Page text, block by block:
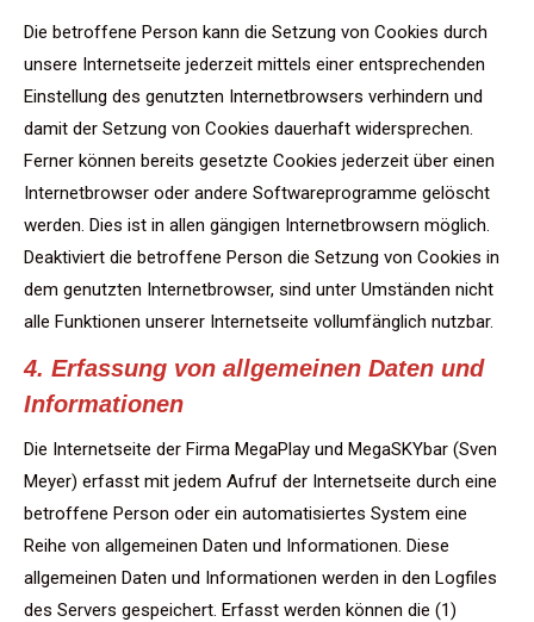
Die betroffene Person kann die Setzung von Cookies durch
unsere Internetseite jederzeit mittels einer entsprechenden
Einstellung des genutzten Internetbrowsers verhindern und
damit der Setzung von Cookies dauerhaft widersprechen.
Ferner können bereits gesetzte Cookies jederzeit über einen
Internetbrowser oder andere Softwareprogramme gelöscht
werden. Dies ist in allen gängigen Internetbrowsern möglich.
Deaktiviert die betroffene Person die Setzung von Cookies in
dem genutzten Internetbrowser, sind unter Umständen nicht
alle Funktionen unserer Internetseite vollumfänglich nutzbar.
4. Erfassung von allgemeinen Daten und
Informationen
Die Internetseite der Firma MegaPlay und MegaSKYbar (Sven
Meyer) erfasst mit jedem Aufruf der Internetseite durch eine
betroffene Person oder ein automatisiertes System eine
Reihe von allgemeinen Daten und Informationen. Diese
allgemeinen Daten und Informationen werden in den Logfiles
des Servers gespeichert. Erfasst werden können die (1)